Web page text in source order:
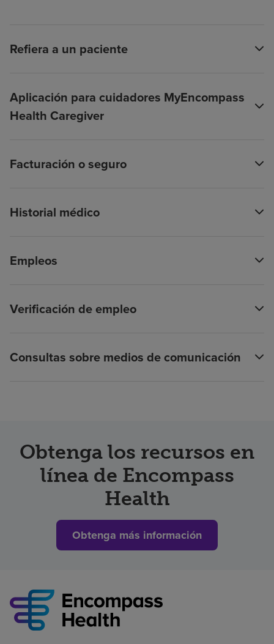
Refiera a un paciente
Aplicación para cuidadores MyEncompass
Health Caregiver
Facturación o seguro
Historial médico
Empleos
Verificación de empleo
Consultas sobre medios de comunicación
Obtenga los recursos en
línea de Encompass
Health
Obtenga más información